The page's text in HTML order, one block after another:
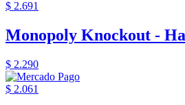
$ 2.691
Monopoly Knockout -
$ 2.290
$ 2.061